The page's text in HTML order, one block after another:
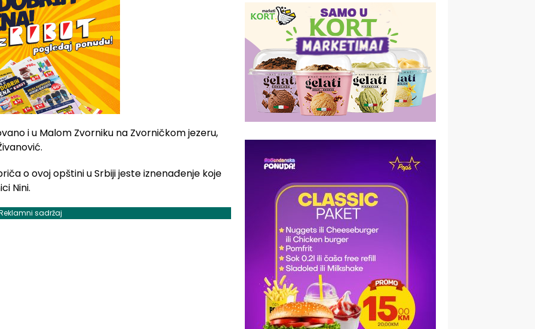
i u Malom Zvorniku na Zvorničkom jezeru,
o ovoj opštini u Srbiji jeste iznenađenje koje
Nini.
sadržaj